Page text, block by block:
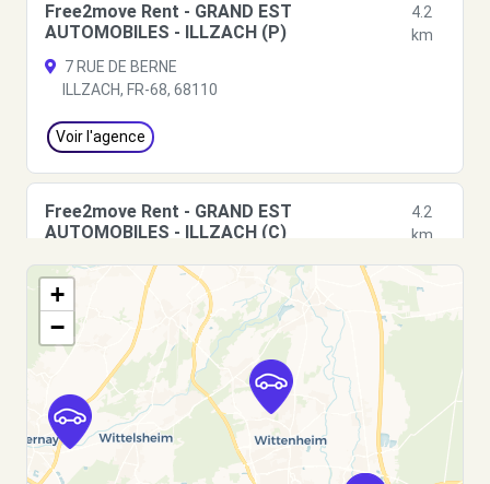
Free2move Rent - GRAND EST
AUTOMOBILES - ILLZACH (P)
4.2
km
7 RUE DE BERNE
ILLZACH, FR-68, 68110
Voir l'agence
Free2move Rent - GRAND EST
AUTOMOBILES - ILLZACH (C)
4.2
km
20 rue d'Annecy
ILLZACH, FR-68, 68110
Voir l'agence
Free2move Rent - GRAND EST
AUTOMOBILES - ILLZACH (O)
km
20 rue d'Annecy
+
−